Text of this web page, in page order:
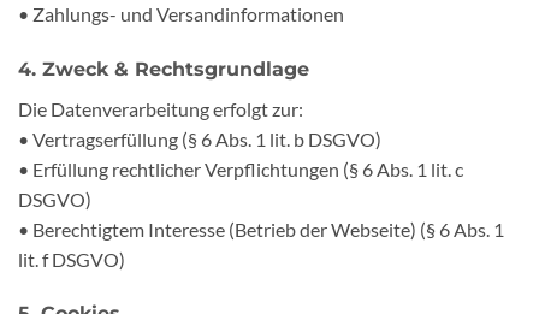
• Zahlungs- und Versandinformationen
4. Zweck & Rechtsgrundlage
Die Datenverarbeitung erfolgt zur:
• Vertragserfüllung (§ 6 Abs. 1 lit. b DSGVO)
• Erfüllung rechtlicher Verpflichtungen (§ 6 Abs. 1 lit. c
DSGVO)
• Berechtigtem Interesse (Betrieb der Webseite) (§ 6 Abs. 1
lit. f DSGVO)